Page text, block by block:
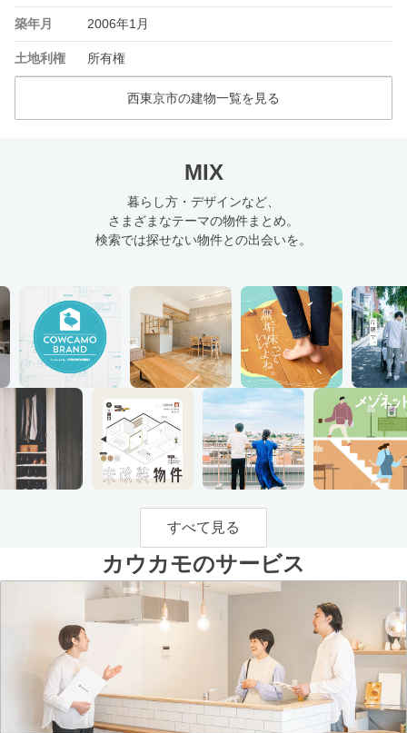
築年月 2006年1月
土地利権 所有権
西東京市の建物一覧を見る
MIX
暮らし方・デザインなど、
さまざまなテーマの物件まとめ。
検索では探せない物件との出会いを。
すべて見る
カウカモのサービス